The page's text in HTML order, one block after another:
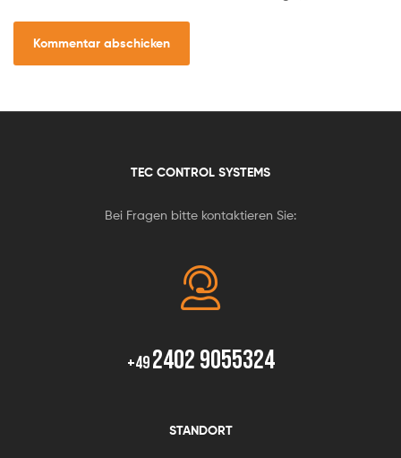
TEC CONTROL SYSTEMS
Bei Fragen bitte kontaktieren Sie:
+492402 9055324
STANDORT